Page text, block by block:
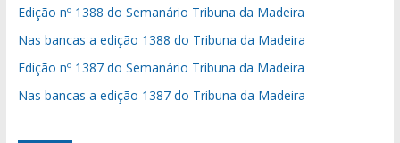
Edição nº 1388 do Semanário Tribuna da Madeira
Nas bancas a edição 1388 do Tribuna da Madeira
Edição nº 1387 do Semanário Tribuna da Madeira
Nas bancas a edição 1387 do Tribuna da Madeira